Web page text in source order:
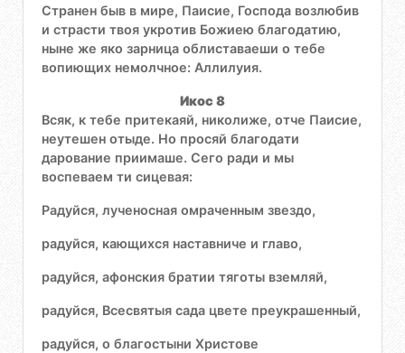
Странен быв в мире, Паисие, Господа возлюбив
и страсти твоя укротив Божиею благодатию,
ныне же яко зарница облиставаеши о тебе
вопиющих немолчное: Аллилуия.
Икос 8
Всяк, к тебе притекаяй, николиже, отче Паисие,
неутешен отыде. Но просяй благодати
дарование приимаше. Сего ради и мы
воспеваем ти сицевая:
Радуйся, лученосная омраченным звездо,
радуйся, кающихся наставниче и главо,
радуйся, афонския братии тяготы вземляй,
радуйся, Всесвятыя сада цвете преукрашенный,
радуйся, о благостыни Христове